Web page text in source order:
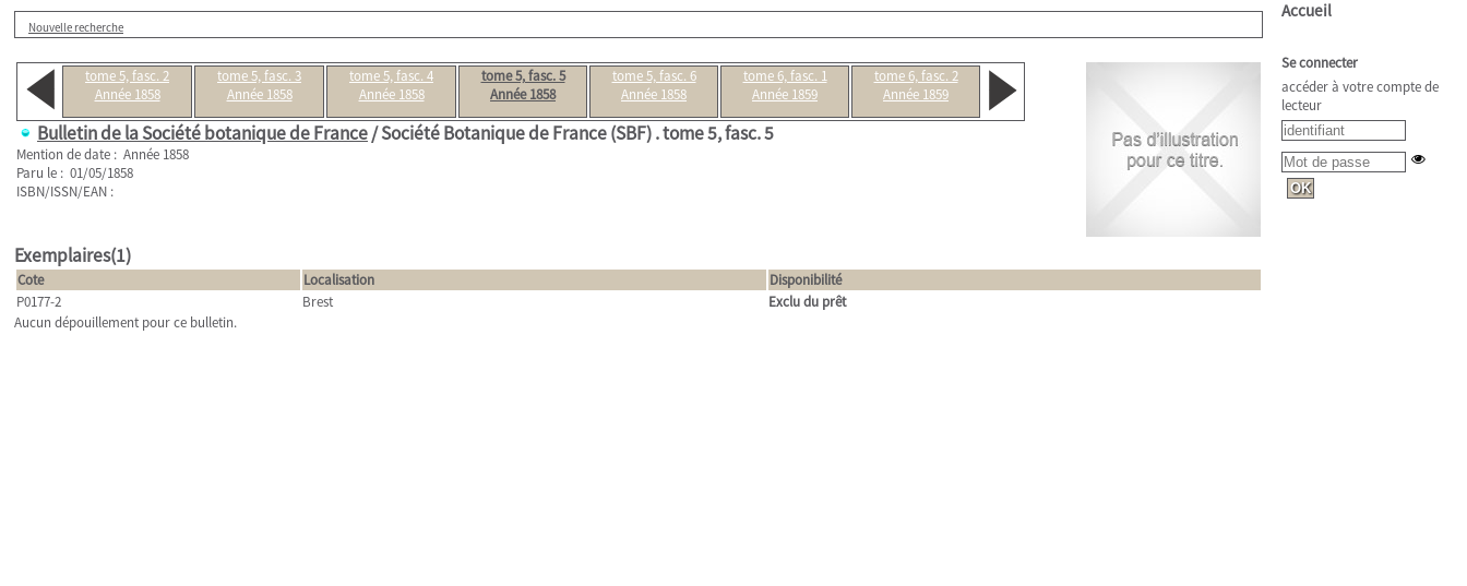
Nouvelle recherche
tome 5, fasc. 2
Année 1858
tome 5, fasc. 3
Année 1858
tome 5, fasc. 4
Année 1858
tome 5, fasc. 5
Année 1858
tome 5, fasc. 6
Année 1858
tome 6, fasc. 1
Année 1859
tome 6, fasc. 2
Année 1859
Bulletin de la Société botanique de France/ Société Botanique de France (SBF) .tome 5, fasc. 5
Mention de date : Année 1858
Paru le : 01/05/1858
ISBN/ISSN/EAN :
Exemplaires(1)
Cote Localisation
Disponibilité
P0177-2
Brest
Exclu du prêt
Aucun dépouillement pour ce bulletin.
Accueil
Se connecter
accéder à votre compte de
lecteur